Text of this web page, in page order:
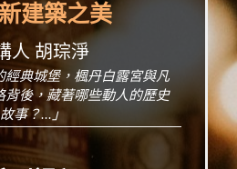
建築之美
人 胡琮淨
經典城堡，楓丹白露宮與凡
背後，藏著哪些動人的歷史
故事？...」